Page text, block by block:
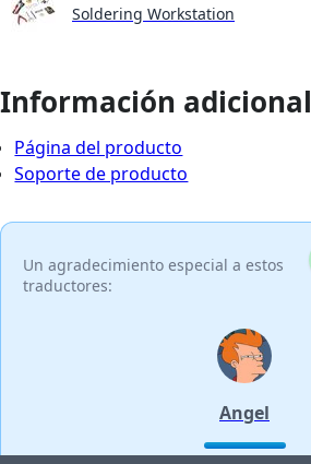
Soldering Workstation
Información adicional
Página del producto
Soporte de producto
Un agradecimiento especial a estos
traductores:
Angel